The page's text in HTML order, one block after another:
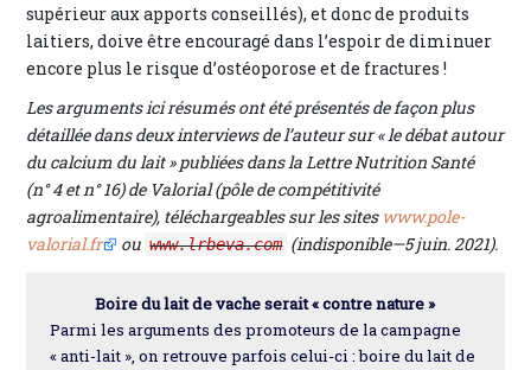
supérieur aux apports conseillés), et donc de produits
laitiers, doive être encouragé dans l’espoir de diminuer
encore plus le risque d’ostéoporose et de fractures !
Les arguments ici résumés ont été présentés de façon plus
détaillée dans deux interviews de l’auteur sur « le débat autour
du calcium du lait » publiées dans la Lettre Nutrition Santé
(n° 4 et n° 16) de Valorial (pôle de compétitivité
agroalimentaire), téléchargeables sur les sites www.pole-
valorial.fr
ou www.lrbeva.com (indisponible—5 juin. 2021).
Boire du lait de vache serait « contre nature »
Parmi les arguments des promoteurs de la campagne
« anti-lait », on retrouve parfois celui-ci : boire du lait de